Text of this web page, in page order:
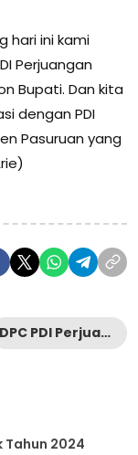
hari ini kami
Perjuangan
Bupati. Dan kita
dengan PDI
Pasuruan yang
DPC PDI Perjuangan
Tahun 2024